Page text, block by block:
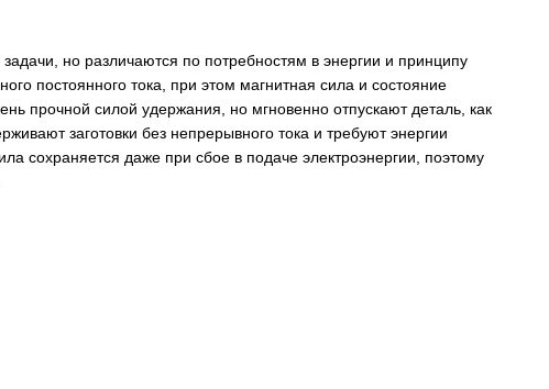
но различаются по потребностям в энергии и принципу
постоянного тока, при этом магнитная сила и состояние
прочной силой удержания, но мгновенно отпускают деталь, как
заготовки без непрерывного тока и требуют энергии
сохраняется даже при сбое в подаче электроэнергии, поэтому